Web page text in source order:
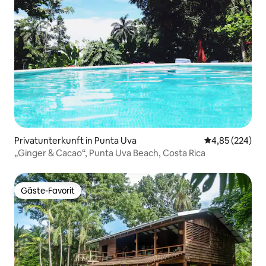
Privatunterkunft in Punta Uva
4,85 (224)
„Ginger & Cacao“, Punta Uva Beach, Costa Rica
Gäste-Favorit
Gäste-Favorit